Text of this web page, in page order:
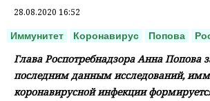
28.08.2020 16:52
Иммунитет Коронавирус Попова
Глава Роспотребнадзора Анна Попова
последним данным исследований,
коронавирусной инфекции